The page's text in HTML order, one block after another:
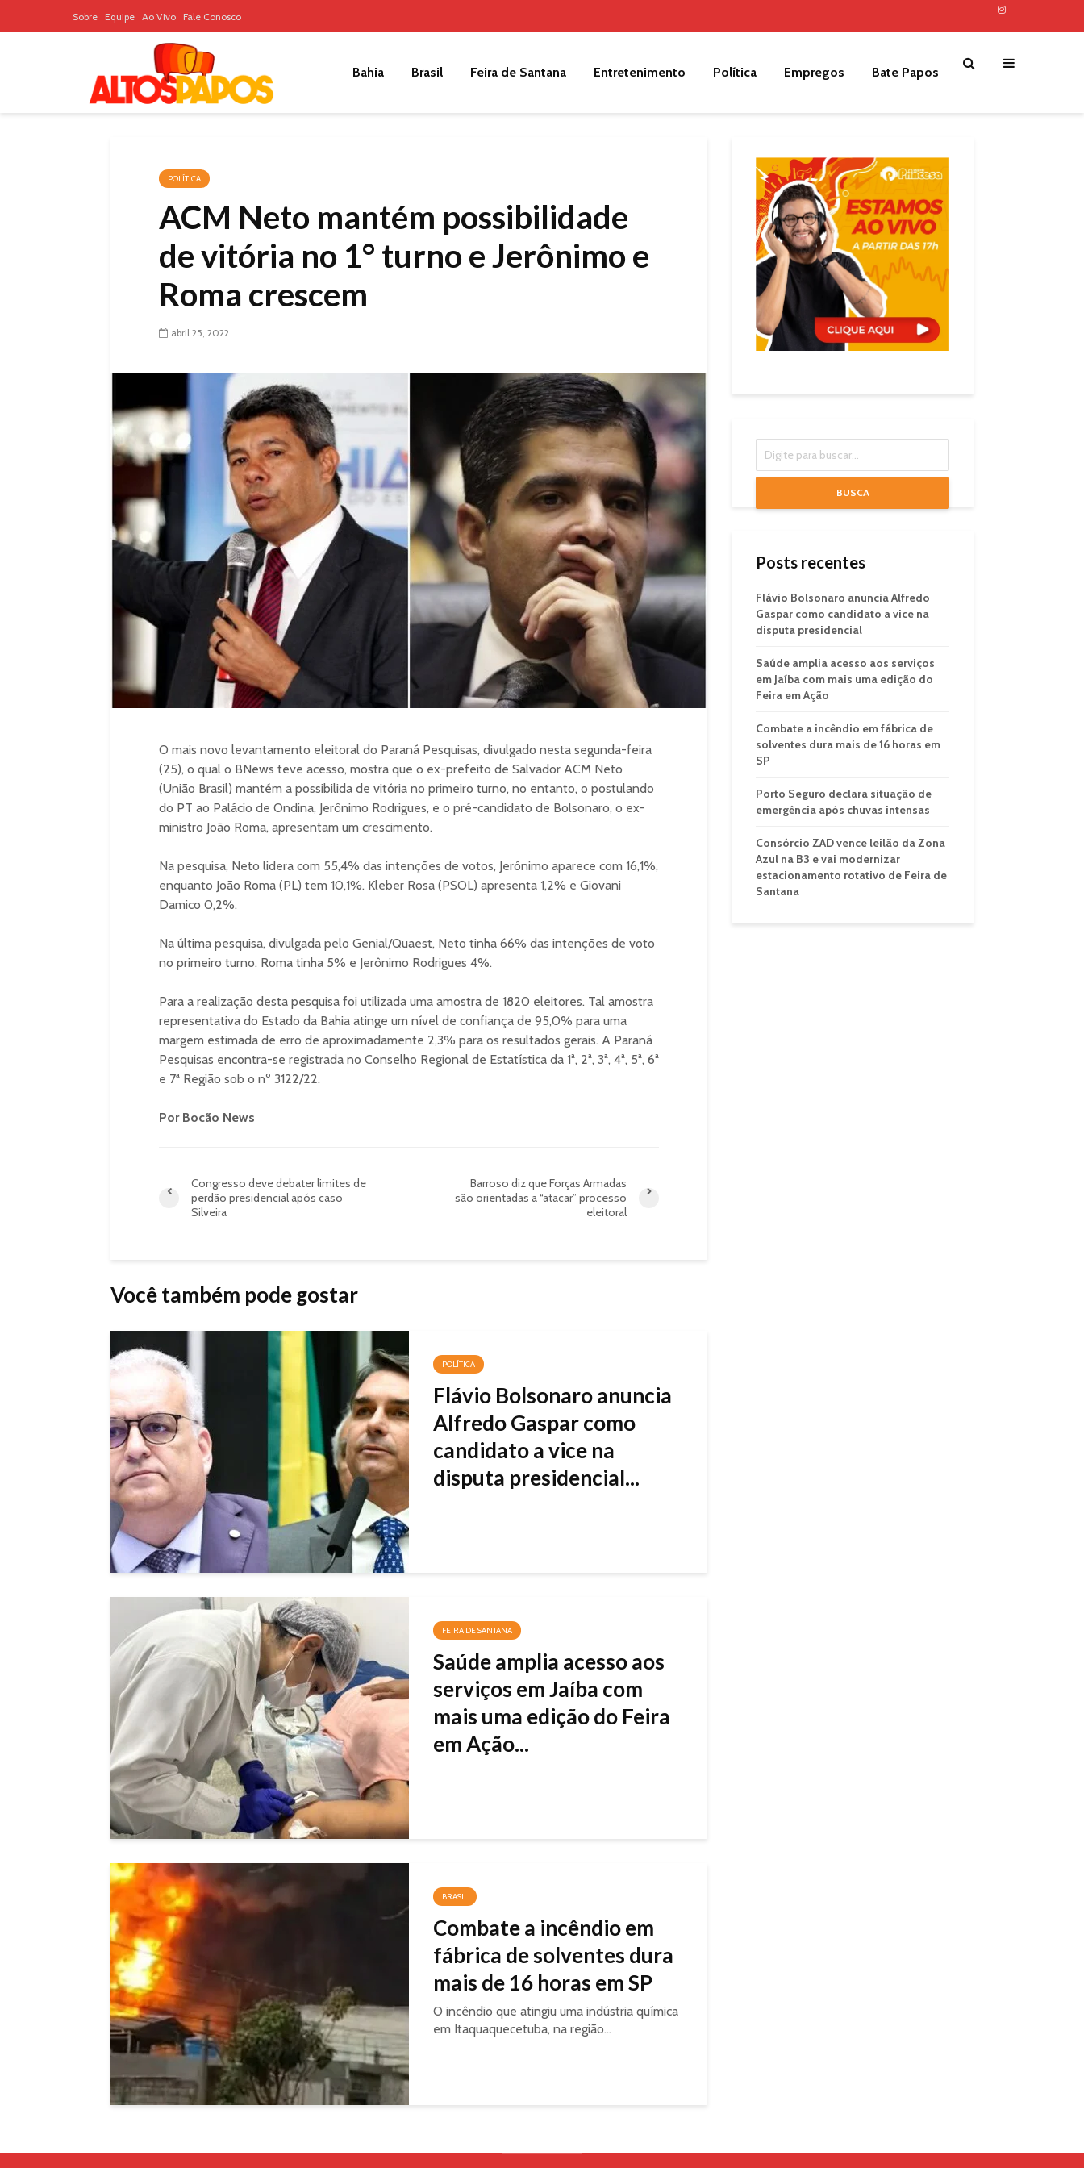
Sobre Equipe Ao Vivo Fale Conosco
Bahia Brasil Feira de Santana Entretenimento Política Empregos Bate Papos
POLÍTICA
ACM Neto mantém possibilidade
de vitória no 1° turno e Jerônimo e
Roma crescem
abril 25, 2022
O mais novo levantamento eleitoral do Paraná Pesquisas, divulgado nesta segunda-feira
(25), o qual o BNews teve acesso, mostra que o ex-prefeito de Salvador ACM Neto
(União Brasil) mantém a possibilida de vitória no primeiro turno, no entanto, o postulando
do PT ao Palácio de Ondina, Jerônimo Rodrigues, e o pré-candidato de Bolsonaro, o ex-
ministro João Roma, apresentam um crescimento.
Na pesquisa, Neto lidera com 55,4% das intenções de votos, Jerônimo aparece com 16,1%,
enquanto João Roma (PL) tem 10,1%. Kleber Rosa (PSOL) apresenta 1,2% e Giovani
Damico 0,2%.
Na última pesquisa, divulgada pelo Genial/Quaest, Neto tinha 66% das intenções de voto
no primeiro turno. Roma tinha 5% e Jerônimo Rodrigues 4%.
Para a realização desta pesquisa foi utilizada uma amostra de 1820 eleitores. Tal amostra
representativa do Estado da Bahia atinge um nível de confiança de 95,0% para uma
margem estimada de erro de aproximadamente 2,3% para os resultados gerais. A Paraná
Pesquisas encontra-se registrada no Conselho Regional de Estatística da 1ª, 2ª, 3ª, 4ª, 5ª, 6ª
e 7ª Região sob o nº 3122/22.
Por Bocão News
Congresso deve debater limites de
perdão presidencial após caso
Silveira
Barroso diz que Forças Armadas
são orientadas a “atacar” processo
eleitoral
Você também pode gostar
POLÍTICA
Flávio Bolsonaro anuncia
Alfredo Gaspar como
candidato a vice na
disputa presidencial...
FEIRA DE SANTANA
Saúde amplia acesso aos
serviços em Jaíba com
mais uma edição do Feira
em Ação...
BRASIL
Combate a incêndio em
fábrica de solventes dura
mais de 16 horas em SP
O incêndio que atingiu uma indústria química
em Itaquaquecetuba, na região...
BUSCA
Posts recentes
Flávio Bolsonaro anuncia Alfredo
Gaspar como candidato a vice na
disputa presidencial
Saúde amplia acesso aos serviços
em Jaíba com mais uma edição do
Feira em Ação
Combate a incêndio em fábrica de
solventes dura mais de 16 horas em
SP
Porto Seguro declara situação de
emergência após chuvas intensas
Consórcio ZAD vence leilão da Zona
Azul na B3 e vai modernizar
estacionamento rotativo de Feira de
Santana